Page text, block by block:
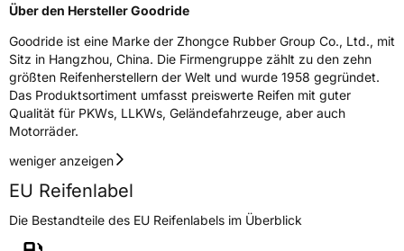
3PMSF / Schneeflockensymbol / Alpine-Symbol
EisgripNein
EPREL ID2125522
Allgemeine Produktsicherheit (GPSR)
HerstellerkontaktZhongce Europe GmbH, Hollerithallee 17
Deutschland, leoliao@zc-rubber.com
Über den Hersteller Goodride
Goodride ist eine Marke der Zhongce Rubber Group Co., Ltd., mit
Sitz in Hangzhou, China. Die Firmengruppe zählt zu den zehn
größten Reifenherstellern der Welt und wurde 1958 gegründet.
Das Produktsortiment umfasst preiswerte Reifen mit guter
Qualität für PKWs, LLKWs, Geländefahrzeuge, aber auch
Motorräder.
weniger anzeigen
EU Reifenlabel
Die Bestandteile des EU Reifenlabels im Überblick